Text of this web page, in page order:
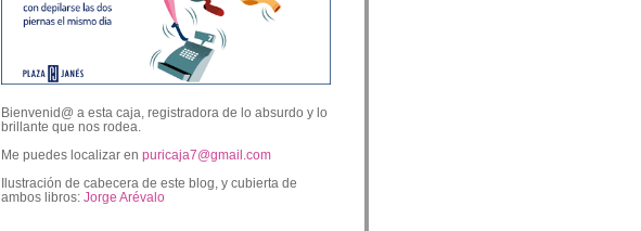
Bienvenid@ a esta caja, registradora de lo absurdo y lo
brillante que nos rodea.
Me puedes localizar en puricaja7@gmail.com
Ilustración de cabecera de este blog, y cubierta de
ambos libros: Jorge Arévalo